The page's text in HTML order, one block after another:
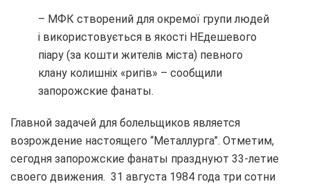
– МФК створений для окремої групи людей
і використовується в якості НЕдешевого
піару (за кошти жителів міста) певного
клану колишніх «ригів» – сообщили
запорожские фанаты.
Главной задачей для болельщиков является
возрождение настоящего “Металлурга”. Отметим,
сегодня запорожские фанаты празднуют 33-летие
своего движения. 31 августа 1984 года три сотни